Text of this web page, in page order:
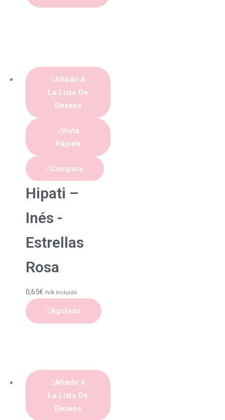
Añadir A
La Lista De
Deseos
Vista
Rápida
Compare
Hipati –
Inés -
Estrellas
Rosa
0,65€ IVA Incluido
Agotado
Añadir A
La Lista De
Deseos